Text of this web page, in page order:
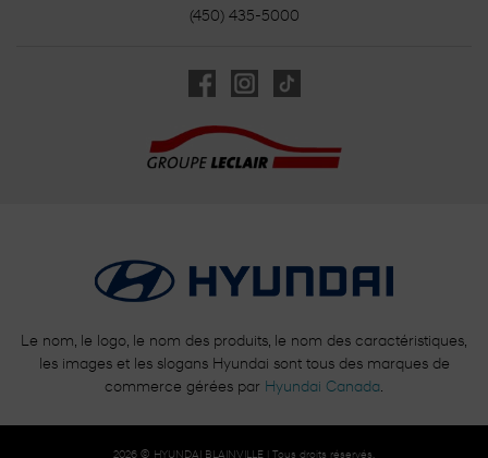
(450) 435-5000
Le nom, le logo, le nom des produits, le nom des caractéristiques,
les images et les slogans Hyundai sont tous des marques de
commerce gérées par Hyundai Canada.
2026 © HYUNDAI BLAINVILLE | Tous droits réservés.